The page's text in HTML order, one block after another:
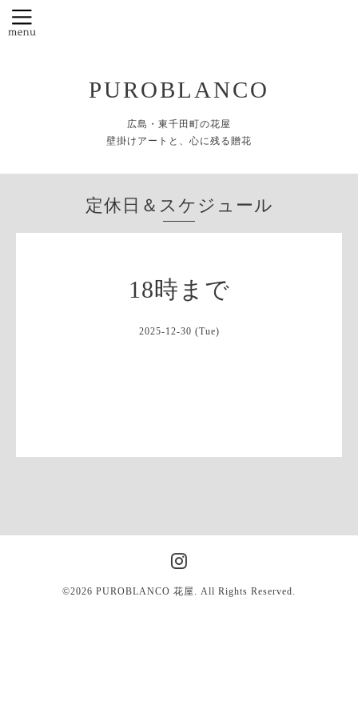
PUROBLANCO
広島・東千田町の花屋
壁掛けアートと、心に残る贈花
定休日＆スケジュール
18時まで
2025-12-30 (Tue)
©2026 PUROBLANCO 花屋 . All Rights Reserved.